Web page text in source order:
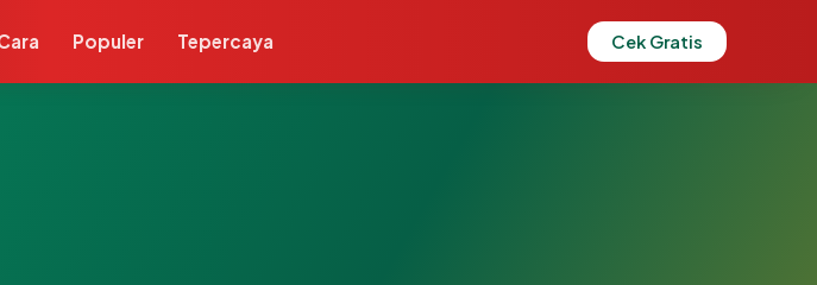
Populer Tepercaya Cek Gratis